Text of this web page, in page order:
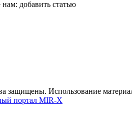
добавить статью
защищены. Использование
портал MIR-X